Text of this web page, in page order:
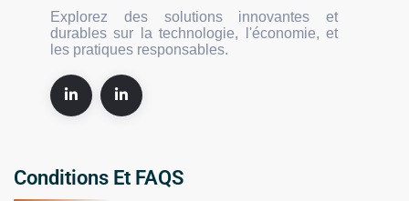
Explorez des solutions innovantes et
durables sur la technologie, l'économie, et
les pratiques responsables.
Conditions Et FAQS